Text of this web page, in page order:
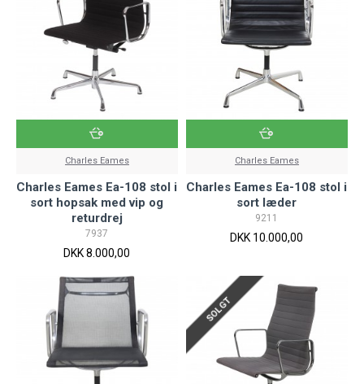
Charles Eames
Charles Eames Ea-108 stol i
sort hopsak med vip og
returdrej
7937
DKK 8.000,00
Charles Eames
Charles Eames Ea-108 stol i
sort læder
9211
DKK 10.000,00
SOLGT